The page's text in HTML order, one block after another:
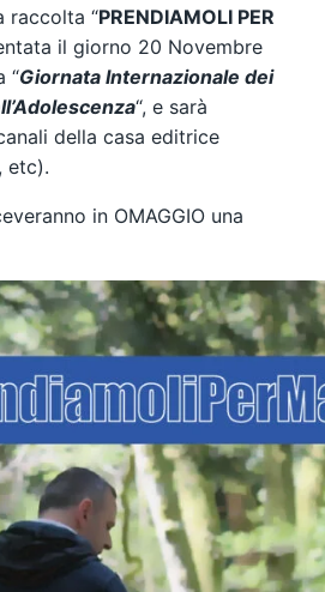
raccolta “PRENDIAMOLI PER
il giorno 20 Novembre
“Giornata Internazionale dei
“, e sarà
della casa editrice
etc).
in OMAGGIO una